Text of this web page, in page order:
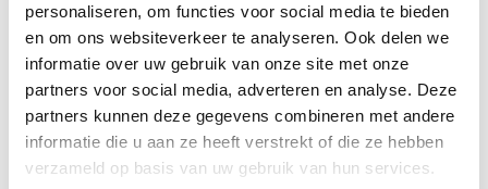
personaliseren, om functies voor social media te bieden
en om ons websiteverkeer te analyseren. Ook delen we
informatie over uw gebruik van onze site met onze
partners voor social media, adverteren en analyse. Deze
partners kunnen deze gegevens combineren met andere
informatie die u aan ze heeft verstrekt of die ze hebben
verzameld op basis van uw gebruik van hun services.